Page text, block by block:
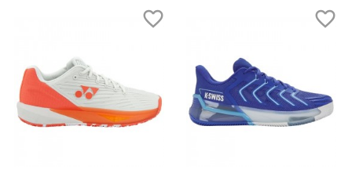
 